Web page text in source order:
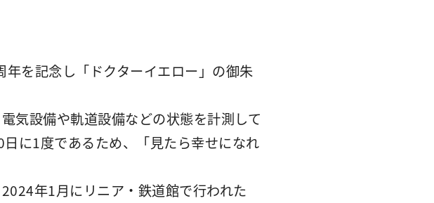
年を記念し「ドクターイエロー」の御朱
気設備や軌道設備などの状態を計測して
に1度であるため、「見たら幸せになれ
年1月にリニア・鉄道館で行われた